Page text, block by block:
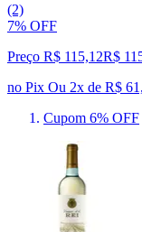
(2)
7% OFF
Preço R$ 115,12R$
no Pix Ou 2x de R$
Cupom 6% OFF